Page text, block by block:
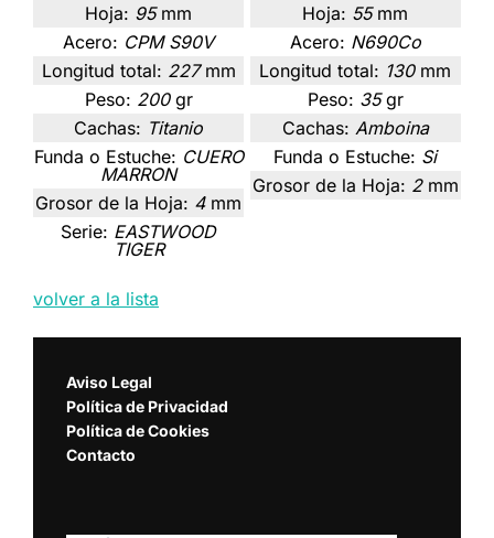
Hoja: 95 mm
Acero: CPM S90V
Longitud total: 227 mm
Peso: 200 gr
Cachas: Titanio
Funda o Estuche: CUERO
MARRON
Grosor de la Hoja: 4 mm
Serie: EASTWOOD
TIGER
Hoja: 55 mm
Acero: N690Co
Longitud total: 130 mm
Peso: 35 gr
Cachas: Amboina
Funda o Estuche: Si
Grosor de la Hoja: 2 mm
volver a la lista
Aviso Legal
Política de Privacidad
Política de Cookies
Contacto